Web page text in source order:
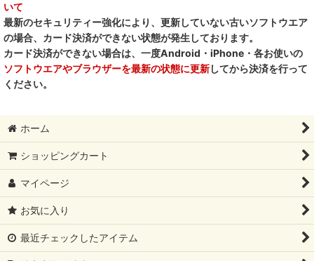
いて
最新のセキュリティー強化により、更新していない古いソフトウエア
の場合、カード決済ができない状態が発生しております。
カード決済ができない場合は、一度Android・iPhone・各お使いの
ソフトウエアやブラウザーを最新の状態に更新してから決済を行って
ください。
ホーム
ショッピングカート
マイページ
お気に入り
最近チェックしたアイテム